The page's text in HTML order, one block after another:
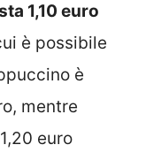
1,10 euro
è possibile
è
mentre
euro